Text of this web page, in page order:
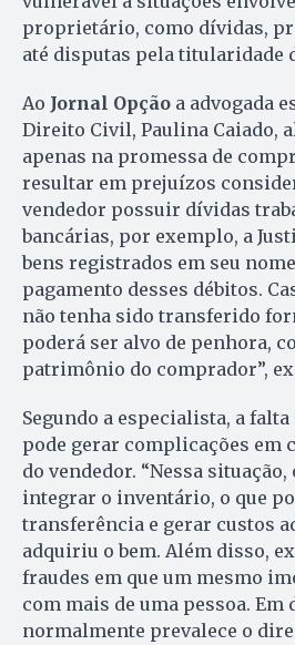
proprietário, como dívidas,
até disputas pela titularidade
Ao Jornal Opção a advogada
Direito Civil, Paulina Caiado,
apenas na promessa de
resultar em prejuízos
vendedor possuir dívidas
bancárias, por exemplo, a
bens registrados em seu
pagamento desses débitos.
não tenha sido transferido
poderá ser alvo de penhora,
patrimônio do comprador”,
Segundo a especialista, a
pode gerar complicações em
do vendedor. “Nessa
integrar o inventário, o que
transferência e gerar custos
adquiriu o bem. Além disso,
fraudes em que um mesmo
com mais de uma pessoa. Em
normalmente prevalece o